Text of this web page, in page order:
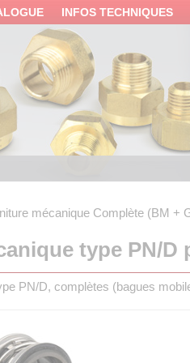
INFOS TECHNIQUES
mécanique Complète (BM +
type PN/D
PN/D, complètes (bagues